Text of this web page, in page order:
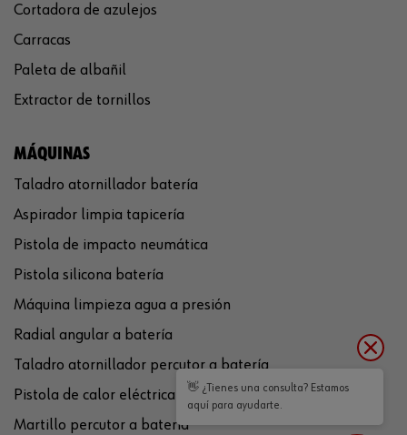
Cortadora de azulejos
Carracas
Paleta de albañil
Extractor de tornillos
MÁQUINAS
Taladro atornillador batería
Aspirador limpia tapicería
Pistola de impacto neumática
Pistola silicona batería
Máquina limpieza agua a presión
Radial angular a batería
Taladro atornillador percutor a batería
Pistola de calor eléctrica
Martillo percutor a batería
👋 ¿Tienes una consulta? Estamos
aquí para ayudarte.